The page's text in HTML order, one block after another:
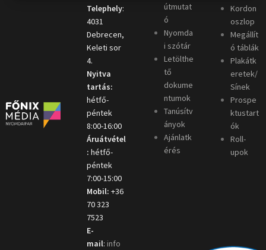
Telephely:
4031
Debrecen,
Keleti sor
4.
Nyitva
tartás:
hétfő-
péntek
8:00-16:00
Áruátvétel
: hétfő-
péntek
7:00-15:00
Mobil: +36
70 323
7523
E-
mail: info
útmutat
ó
Nyomda
i szótár
Letölthe
tő
dokume
ntumok
Tanúsítv
ányok
Ajánlatk
érés
Kordon
oszlop
Megállít
ó táblák
Plakátk
eretek/
Sínek
Prospe
ktustart
ók
Roll-
upok